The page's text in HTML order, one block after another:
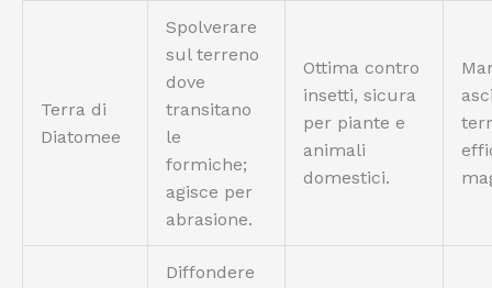
Terra di
Diatomee
Spolverare
sul terreno
dove
transitano
le
formiche;
agisce per
abrasione.
Ottima contro
insetti, sicura
per piante e
animali
domestici.
Diffondere